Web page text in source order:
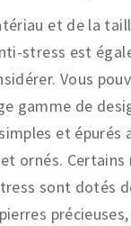
et de la
stress est
Vous
gamme de
et épurés
ornés.
sont dotés